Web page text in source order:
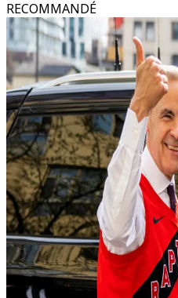
RECOMMANDÉ